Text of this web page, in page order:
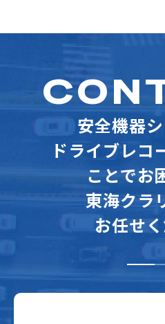
安全機器シ
ドライブレコ
ことでお
東海クラ
お任せ